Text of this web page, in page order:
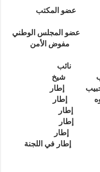
عضو المكتب
المجلس الوطني
الأمن
نائب
شيخ
إطار
إطار
إطار
إطار
إطار
في اللجنة